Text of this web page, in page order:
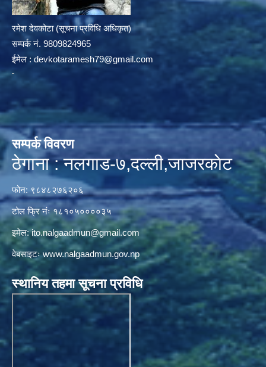
रमेश देवकोटा (सूचना प्रविधि अधिकृत)
सम्पर्क न‌ं. 9809824965
ईमेल : devkotaramesh79@gmail.com
सम्पर्क विवरण
ठेगाना : नलगाड-७,दल्ली,जाजरकाेट
फोन: ९८४८२७६२०६
टोल फ्रि नंः १८१०५००००३५
इमेल:ito.nalgaadmun@gmail.com
वेबसाइटःwww.nalgaadmun.gov.np
स्थानिय तहमा सूचना प्रविधि